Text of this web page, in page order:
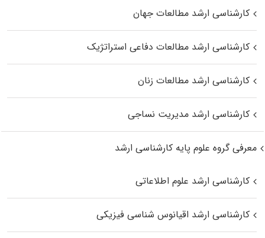
کارشناسی ارشد مطالعات جهان
کارشناسی ارشد مطالعات دفاعی استراتژیک
کارشناسی ارشد مطالعات زنان
کارشناسی ارشد مدیریت نساجی
معرفی گروه علوم پایه کارشناسی ارشد
کارشناسی ارشد علوم اطلاعاتی
کارشناسی ارشد اقیانوس‌ شناسی فیزیکی